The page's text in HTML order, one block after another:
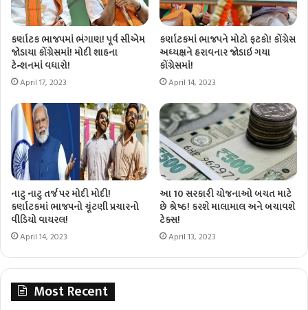
કર્ણાટક ભાજપમાં ભંગાણ! પૂર્વ સીએમ
જોડાયા કોંગ્રેસમાં! મોદી શાહના
ટેન્શનમાં વધારો!
April 17, 2023
કર્ણાટકમાં ભાજપને મોટો ફટકો! કોંગ્રેસ
અધ્યક્ષને હરાવનાર જોડાઇ ગયા
કોંગ્રેસમાં!
April 14, 2023
નાટુ નાટુ તર્જ પર મોદી મોદી!
કર્ણાટકમાં ભાજપનો ચૂંટણી પ્રચારનો
વીડિયો વાયરલ!
April 14, 2023
આ 10 સરકારી યોજનાઓ બચત માટે
છે શ્રેષ્ઠ! કરશે માલામાલ અને બચાવશે
ટેક્સ!
April 13, 2023
Most Recent